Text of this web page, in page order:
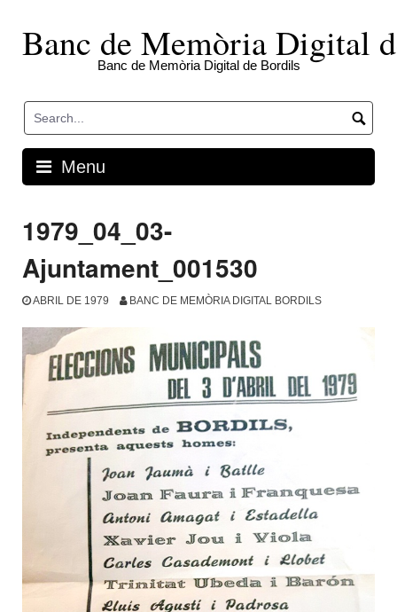
contentBanc de Memòria Digital
Banc de Memòria Digital de Bordils
Menu
1979_04_03-
Ajuntament_001530
ABRIL DE 1979 BANC DE MEMÒRIA DIGITAL BORDILS